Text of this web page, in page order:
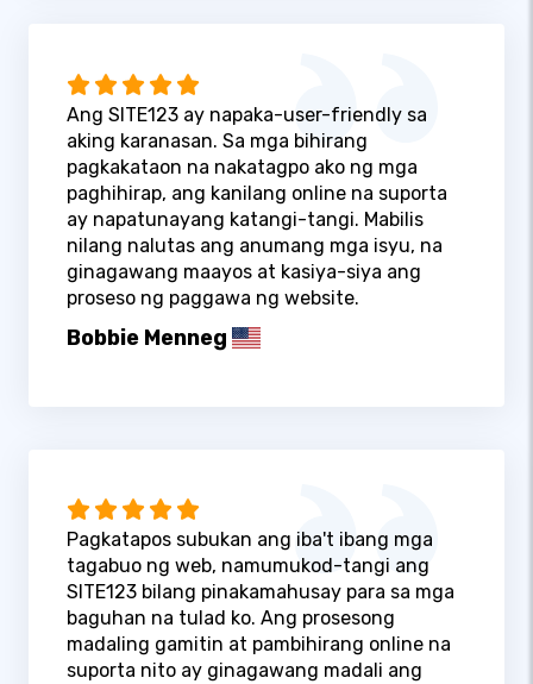
Ang SITE123 ay napaka-user-friendly sa
aking karanasan. Sa mga bihirang
pagkakataon na nakatagpo ako ng mga
paghihirap, ang kanilang online na suporta
ay napatunayang katangi-tangi. Mabilis
nilang nalutas ang anumang mga isyu, na
ginagawang maayos at kasiya-siya ang
proseso ng paggawa ng website.
Bobbie Menneg
Pagkatapos subukan ang iba't ibang mga
tagabuo ng web, namumukod-tangi ang
SITE123 bilang pinakamahusay para sa mga
baguhan na tulad ko. Ang prosesong
madaling gamitin at pambihirang online na
suporta nito ay ginagawang madali ang